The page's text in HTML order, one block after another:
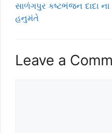
સાળંગપુર કષ્ટભંજન દાદા
હનુમંતે
Leave a